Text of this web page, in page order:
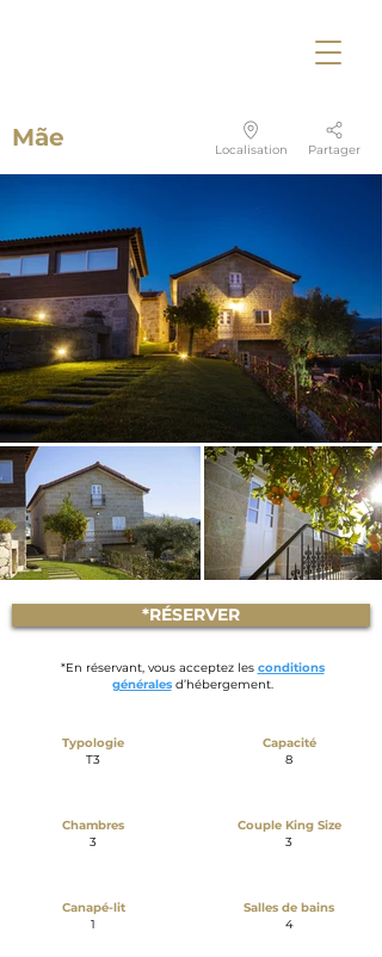
Mãe Localisation Partager
*RÉSERVER
*En réservant, vous acceptez les conditions
généralesd’hébergement.
Typologie
T3
Chambres
3
Canapé-lit
1
Capacité
8
Couple King Size
3
Salles de bains
4